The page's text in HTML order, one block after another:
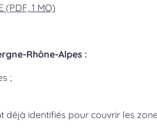
(PDF, 1 MO)
Rhône-Alpes :
;
identifiés pour couvrir les